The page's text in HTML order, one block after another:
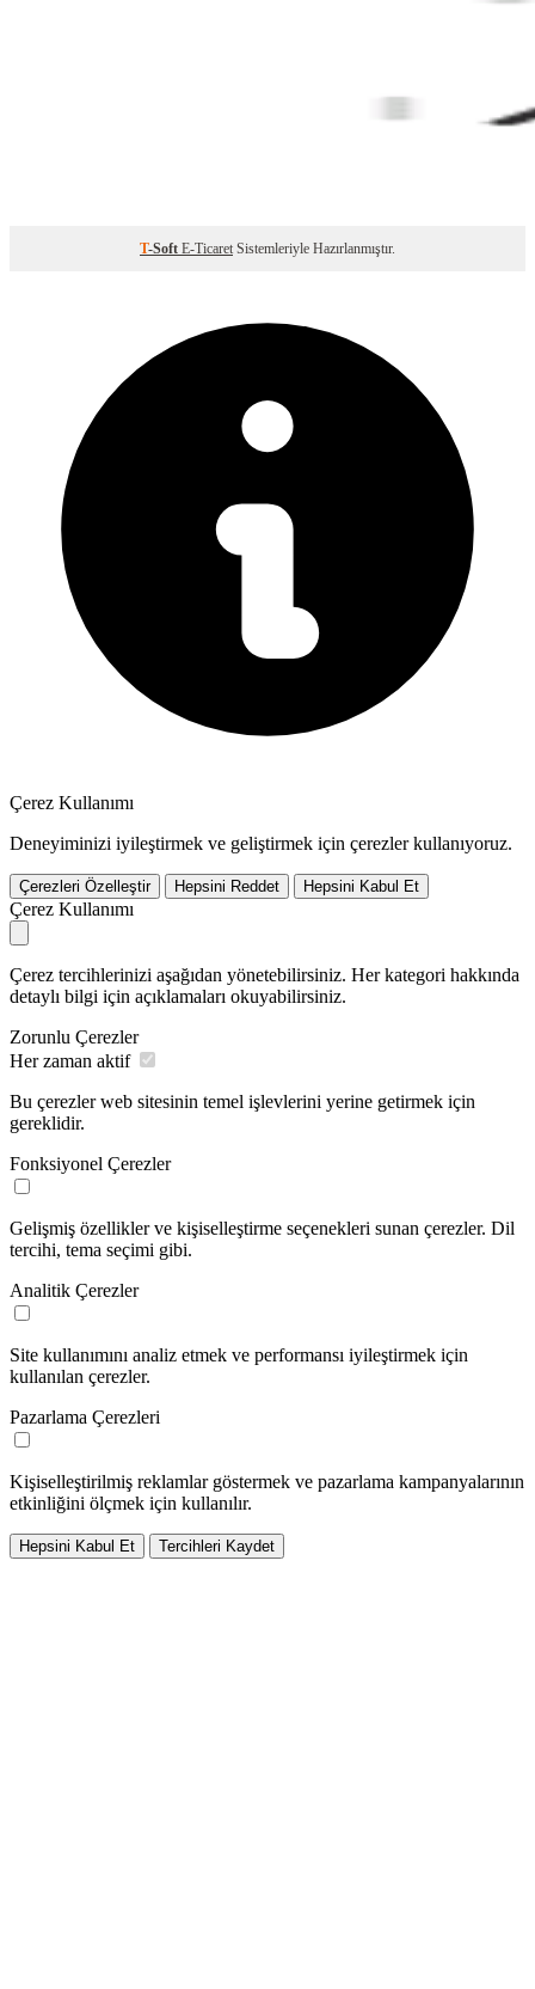
T-Soft E-Ticaret Sistemleriyle Hazırlanmıştır.
Çerez Kullanımı
Deneyiminizi iyileştirmek ve geliştirmek için çerezler kullanıyoruz.
Çerezleri Özelleştir Hepsini Reddet Hepsini Kabul Et
Çerez Kullanımı
Çerez tercihlerinizi aşağıdan yönetebilirsiniz. Her kategori hakkında
detaylı bilgi için açıklamaları okuyabilirsiniz.
Zorunlu Çerezler
Her zaman aktif
Bu çerezler web sitesinin temel işlevlerini yerine getirmek için
gereklidir.
Fonksiyonel Çerezler
Gelişmiş özellikler ve kişiselleştirme seçenekleri sunan çerezler. Dil
tercihi, tema seçimi gibi.
Analitik Çerezler
Site kullanımını analiz etmek ve performansı iyileştirmek için
kullanılan çerezler.
Pazarlama Çerezleri
Kişiselleştirilmiş reklamlar göstermek ve pazarlama kampanyalarının
etkinliğini ölçmek için kullanılır.
Hepsini Kabul Et Tercihleri Kaydet